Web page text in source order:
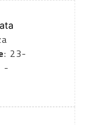
: 23-
-